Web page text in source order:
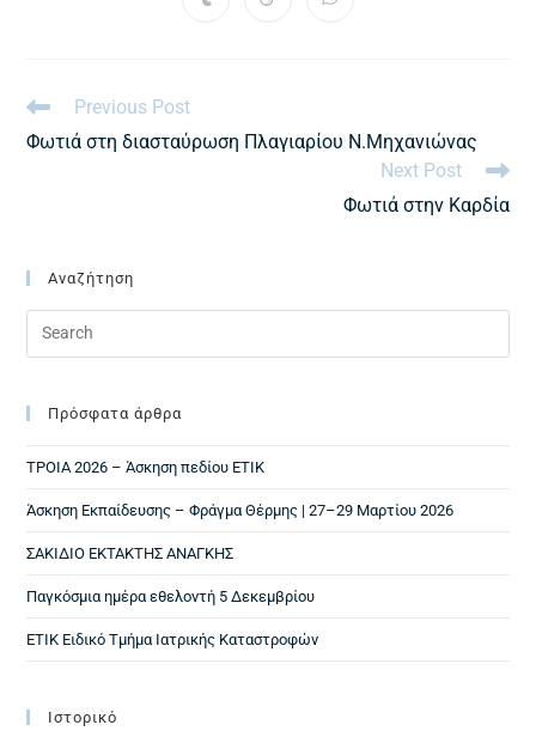
Previous Post
Φωτιά στη διασταύρωση Πλαγιαρίου Ν.Μηχανιώνας
Next Post
Φωτιά στην Καρδία
Αναζήτηση
Πρόσφατα άρθρα
ΤΡΟΙΑ 2026 – Άσκηση πεδίου ΕΤΙΚ
Άσκηση Εκπαίδευσης – Φράγμα Θέρμης | 27–29 Μαρτίου 2026
ΣΑΚΙΔΙΟ ΕΚΤΑΚΤΗΣ ΑΝΑΓΚΗΣ
Παγκόσμια ημέρα εθελοντή 5 Δεκεμβρίου
ΕΤΙΚ Ειδικό Τμήμα Ιατρικής Καταστροφών
Ιστορικό